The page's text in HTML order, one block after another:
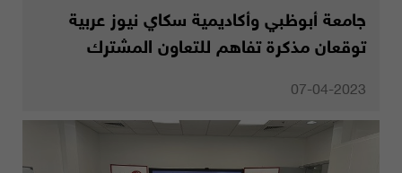
جامعة أبوظبي وأكاديمية سكاي نيوز عربية
توقعان مذكرة تفاهم للتعاون المشترك
07-04-2023